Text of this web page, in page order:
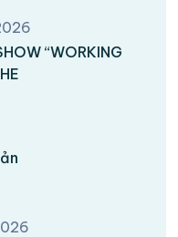
“WORKING